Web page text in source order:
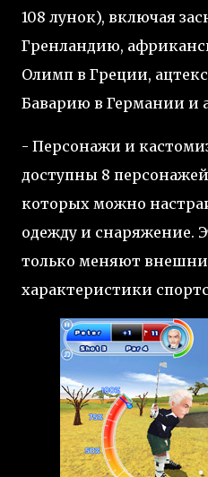
108 лунок), включая
Гренландию,
Олимп в Греции,
Баварию в Германии и
- Персонажи и
доступны 8
которых можно
одежду и снаряжение.
только меняют
характеристики